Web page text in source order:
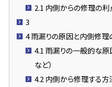
2.1 内側からの修理の利
3
4雨漏りの原因と内側修理
4.1 雨漏りの一般的な原
など）
4.2内側から修理する